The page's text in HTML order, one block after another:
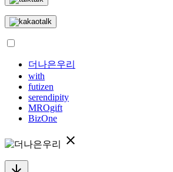
더나은우리
with
futizen
serendipity
MROgift
BizOne
close